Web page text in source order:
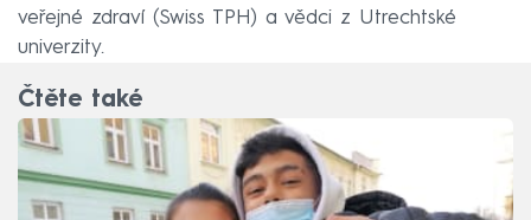
veřejné zdraví (Swiss TPH) a vědci z Utrechtské
univerzity.
Čtěte také